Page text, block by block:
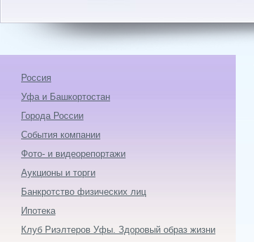
Россия
Уфа и Башкортостан
Города России
События компании
Фото- и видеорепортажи
Аукционы и торги
Банкротство физических лиц
Ипотека
Клуб Риэлтеров Уфы. Здоровый образ жизни